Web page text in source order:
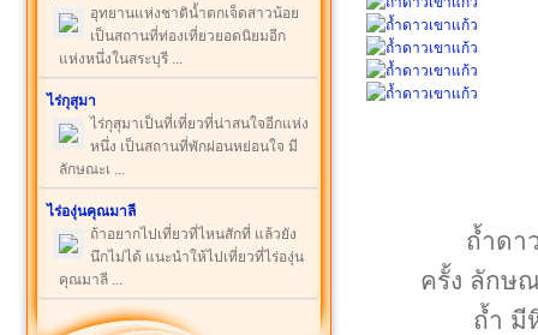
อุทยานแห่งชาติน้ำตกเจ็ดสาวน้อย
เป็นสถานที่ท่องเที่ยวยอดนิยมอีก
แห่งหนึ่งในสระบุรี ...
ไร่กุสุมา
ไร่กุสุมาเป็นที่เที่ยวที่น่าสนใจอีกแห่ง
หนึ่ง เป็นสถานที่พักผ่อนหย่อนใจ มี
ลักษณะเ ...
ไร่องุ่นคุณมาลี
ถ้าอยากไปเที่ยวที่ไหนสักที่ แล้วยัง
นึกไม่ได้ แนะนำให้ไปเที่ยวที่ไร่องุ่น
คุณมาลี ...
ถ้ำดา
ครั้ง ลักษ
ถ้ำ มี